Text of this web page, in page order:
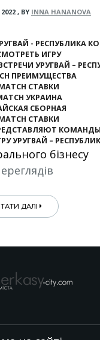
, BY INNA HANANOVA
- РЕСПУБЛИКА
ИГРУ
УРУГВАЙ –
ПРЕИМУЩЕСТВА
СТАВКИ
УКРАИНА
СБОРНАЯ
СТАВКИ
УРУГВАЙ –
бізнесу
ДАЛІ